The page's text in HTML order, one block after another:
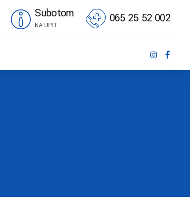
Subotom
NA UPIT 065 25 52 002